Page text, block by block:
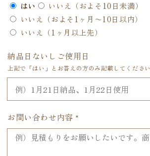
はい
いいえ（およそ10日未満）
いいえ（およそ1ヶ月〜10日以内）
いいえ（1ヶ月以上先）
納品日ないしご使用日
上記で「はい」とお答えの方のみ記載してください
お問い合わせ内容 *